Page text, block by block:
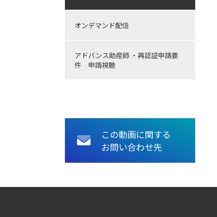
オンデマンド配信
アドバンス助産師 ・再認証申請要
件 申請視聴
この動画に関する
お問い合わせ先